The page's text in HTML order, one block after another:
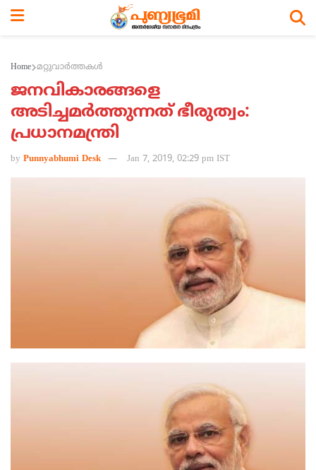
Home മറ്റുവാര്‍ത്തകള്‍
ജനവികാരങ്ങളെ
അടിച്ചമര്‍ത്തുന്നത് ഭീരുത്വം:
പ്രധാനമന്ത്രി
by Punnyabhumi Desk Jan 7, 2019, 02:29 pm IST